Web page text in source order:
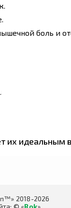
боль и
их идеальным
2018-2026
© «Rok»